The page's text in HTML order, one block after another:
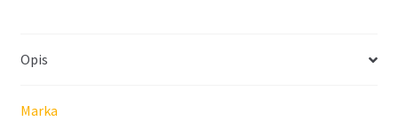
Opis
Marka